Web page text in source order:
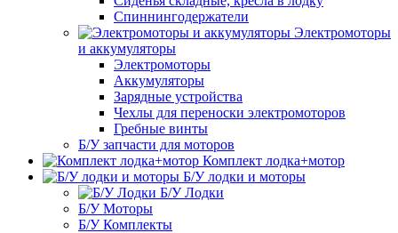
Спиннингодержатели
Электромоторы
и аккумуляторы
Электромоторы
Аккумуляторы
Зарядные устройства
Чехлы для переноски электромоторов
Гребные винты
Б/У запчасти для моторов
Комплект лодка+мотор
Б/У лодки и моторы
Б/У Лодки
Б/У Моторы
Б/У Комплекты